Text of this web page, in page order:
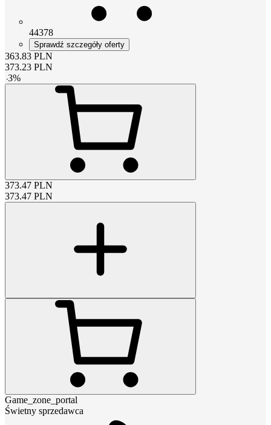
44378
Sprawdź szczegóły oferty
363.83 PLN
373.23 PLN
-3%
373.47 PLN
373.47 PLN
Game_zone_portal
Świetny sprzedawca